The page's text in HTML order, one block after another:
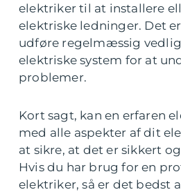
elektriker til at installere
elektriske ledninger. Det
udføre regelmæssig
elektriske system for at
problemer.
Kort sagt, kan en erfaren
med alle aspekter af dit
at sikre, at det er sikkert
Hvis du har brug for en
elektriker, så er det bedst